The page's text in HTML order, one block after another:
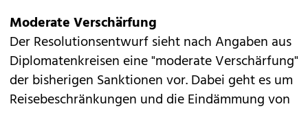
Moderate Verschärfung
Der Resolutionsentwurf sieht nach Angaben aus
Diplomatenkreisen eine "moderate Verschärfung"
der bisherigen Sanktionen vor. Dabei geht es um
Reisebeschränkungen und die Eindämmung von